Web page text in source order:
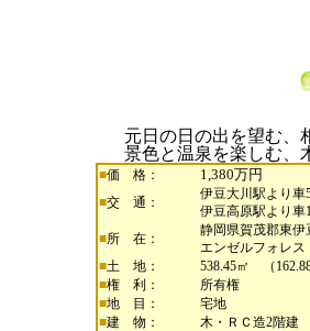
元日の日の出を望む、
景色と温泉を楽しむ、
■価 格： 1,380万円
■交 通：
伊豆大川駅より車
伊豆高原駅より車
■所 在：
静岡県賀茂郡東伊
エンゼルフォレス
■土 地：
538.45㎡ （
■権 利：
所有権
■地 目：
宅地
■建 物：
木・ＲＣ造2階建